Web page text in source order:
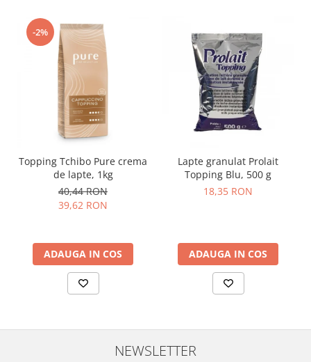
-2%
Topping Tchibo Pure crema
de lapte, 1kg
40,44 RON
39,62 RON
ADAUGA IN COS
Lapte granulat Prolait
Topping Blu, 500 g
18,35 RON
ADAUGA IN COS
NEWSLETTER